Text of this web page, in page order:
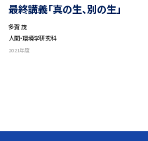
最終講義「真の生、別の生」
多賀 茂
人間・環境学研究科
2021年度